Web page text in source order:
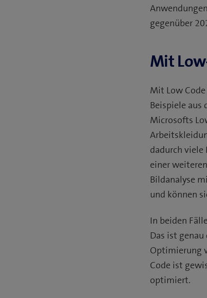
gegenüber
Mit
Mit Low
Beispiele
Microsofts
dadurch viele
einer
Bildanalyse
und können
In beiden
Das ist
Optimierung
Code ist
optimiert.